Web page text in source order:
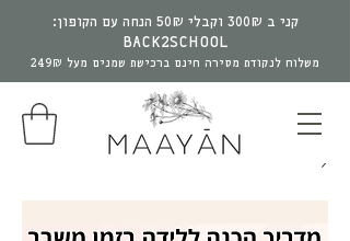
קני ב 300₪ וקבלי 50₪ הנחה עם הקופון:
BACK2SCHOOL
משלוח לנקודת מסירה חינם ברכישת שמנים מעל 249₪